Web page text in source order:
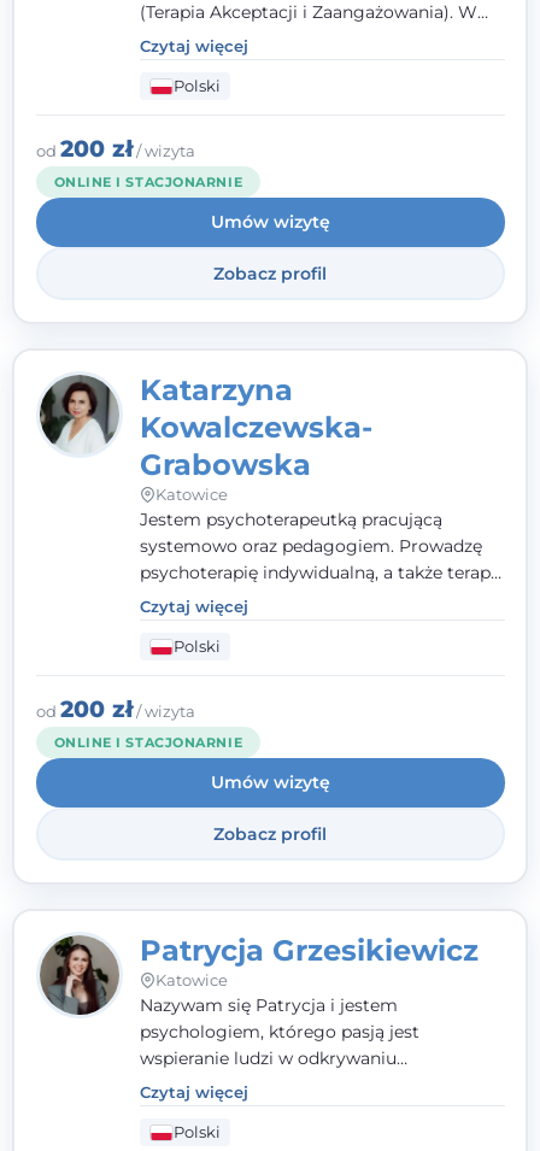
(Terapia Akceptacji i Zaangażowania). W
kontakcie z pacjentem najważniejsze są dla
mnie serdeczność, zrozumienie i atmosfera
pełna ciepła. Wierzę, że skuteczna terapia
to wspólne działanie - razem tworzymy
zespół, który szuka rozwiązań.
Czytaj więcej
Polski
od 200 zł/ wizyta
ONLINE I STACJONARNIE
Umów wizytę
Zobacz profil
Katarzyna
Kowalczewska-
Grabowska
Katowice
Jestem psychoterapeutką pracującą
systemowo oraz pedagogiem. Prowadzę
psychoterapię indywidualną, a także terapię
par, małżeństw i rodzin. Patrzę na
człowieka całościowo - w kontekście jego
relacji z rodziną, pracą i otoczeniem - i
opieram współpracę na Twoich mocnych
stronach.
Czytaj więcej
Polski
od 200 zł/ wizyta
ONLINE I STACJONARNIE
Umów wizytę
Zobacz profil
Patrycja Grzesikiewicz
Katowice
Nazywam się Patrycja i jestem
psychologiem, którego pasją jest
wspieranie ludzi w odkrywaniu
wewnętrznej siły i radzeniu sobie z
codziennymi trudnościami. Pracuję w
nurcie poznawczo-behawioralnym, oferując
Czytaj więcej
Polski